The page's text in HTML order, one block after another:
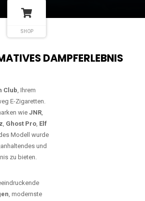
SHOP
DAMPFERLEBNIS
Club, Ihrem
E-Zigaretten.
wie JNR,
, Ghost Pro, Elf
Modell wurde
und
zu bieten.
, modernste